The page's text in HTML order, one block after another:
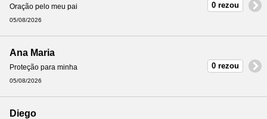
Oração pelo meu pai
05/08/2026
0 rezou
Ana Maria
Proteção para minha
05/08/2026
0 rezou
Diego